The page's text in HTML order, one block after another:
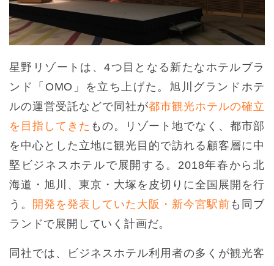
星野リゾートは、4つ目となる新たなホテルブラ
ンド「OMO」を立ち上げた。旭川グランドホテ
ルの運営受託などで同社が都市観光ホテルの確立
を目指してきた もの。リゾート地でなく、都市部
を中心とした立地に観光目的で訪れる顧客層に中
堅ビジネスホテルで展開する。2018年春から北
海道・旭川、東京・大塚を皮切りに全国展開を行
う。 開発を発表していた大阪・新今宮駅前 も同ブ
ランドで展開していく計画だ。
同社では、ビジネスホテル利用者の多くが観光客